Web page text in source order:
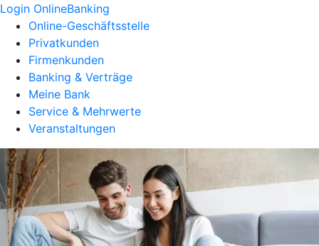
Login OnlineBanking
Online-Geschäftsstelle
Privatkunden
Firmenkunden
Banking & Verträge
Meine Bank
Service & Mehrwerte
Veranstaltungen